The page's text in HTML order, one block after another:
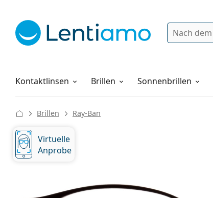
Suche
Kontaktlinsen
Pflegemittel Brillen Sonnenbrillen
Alles über den Einkauf
Brillen Ray-Ban
Virtuelle
Anprobe